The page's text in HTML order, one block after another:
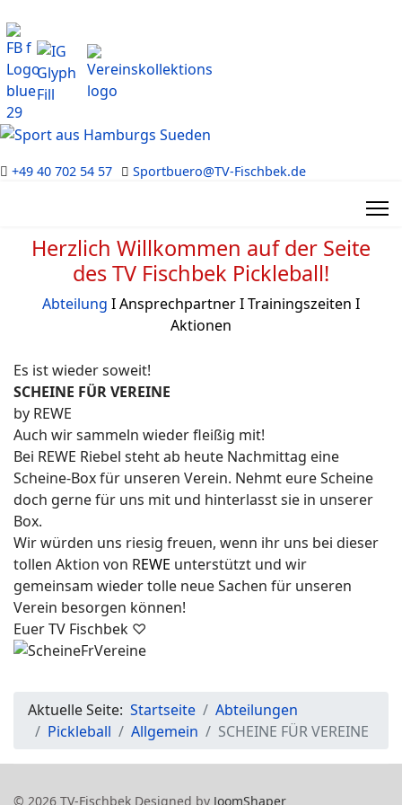
+49 40 702 54 57 Sportbuero@TV-Fischbek.de
Herzlich Willkommen auf der Seite
des TV Fischbek Pickleball!
Abteilung Ι AnsprechpartnerΙTrainingszeiten Ι
Aktionen
Es ist wieder soweit!
SCHEINE FÜR VEREINE
by REWE
Auch wir sammeln wieder fleißig mit!
Bei REWE Riebel steht ab heute Nachmittag eine
Scheine-Box für unseren Verein. Nehmt eure Scheine
doch gerne für uns mit und hinterlasst sie in unserer
Box.
Wir würden uns riesig freuen, wenn ihr uns bei dieser
tollen Aktion von REWE unterstützt und wir
gemeinsam wieder tolle neue Sachen für unseren
Verein besorgen können!
Euer TV Fischbek ♡
Aktuelle Seite: Startseite
Abteilungen
Pickleball
Allgemein SCHEINE FÜR VEREINE
© 2026 TV-Fischbek Designed by JoomShaper